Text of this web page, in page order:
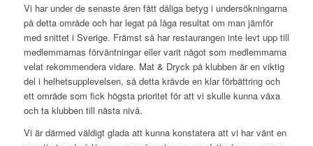
Vi har under de senaste åren fått dåliga betyg i undersökningarna
på detta område och har legat på låga resultat om man jämför
med snittet i Sverige. Främst så har restaurangen inte levt upp till
medlemmarnas förväntningar eller varit något som medlemmarna
velat rekommendera vidare. Mat & Dryck på klubben är en viktig
del i helhetsupplevelsen, så detta krävde en klar förbättring och
ett område som fick högsta prioritet för att vi skulle kunna växa
och ta klubben till nästa nivå.
Vi är därmed väldigt glada att kunna konstatera att vi har vänt en